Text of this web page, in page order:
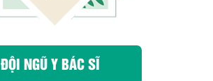
ĐỘI NGŨ Y BÁC SĨ